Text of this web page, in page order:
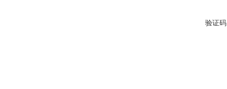
验证